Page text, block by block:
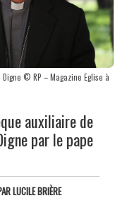
© RP – Magazine Eglise à
auxiliaire de
par le pape
LUCILE BRIÈRE